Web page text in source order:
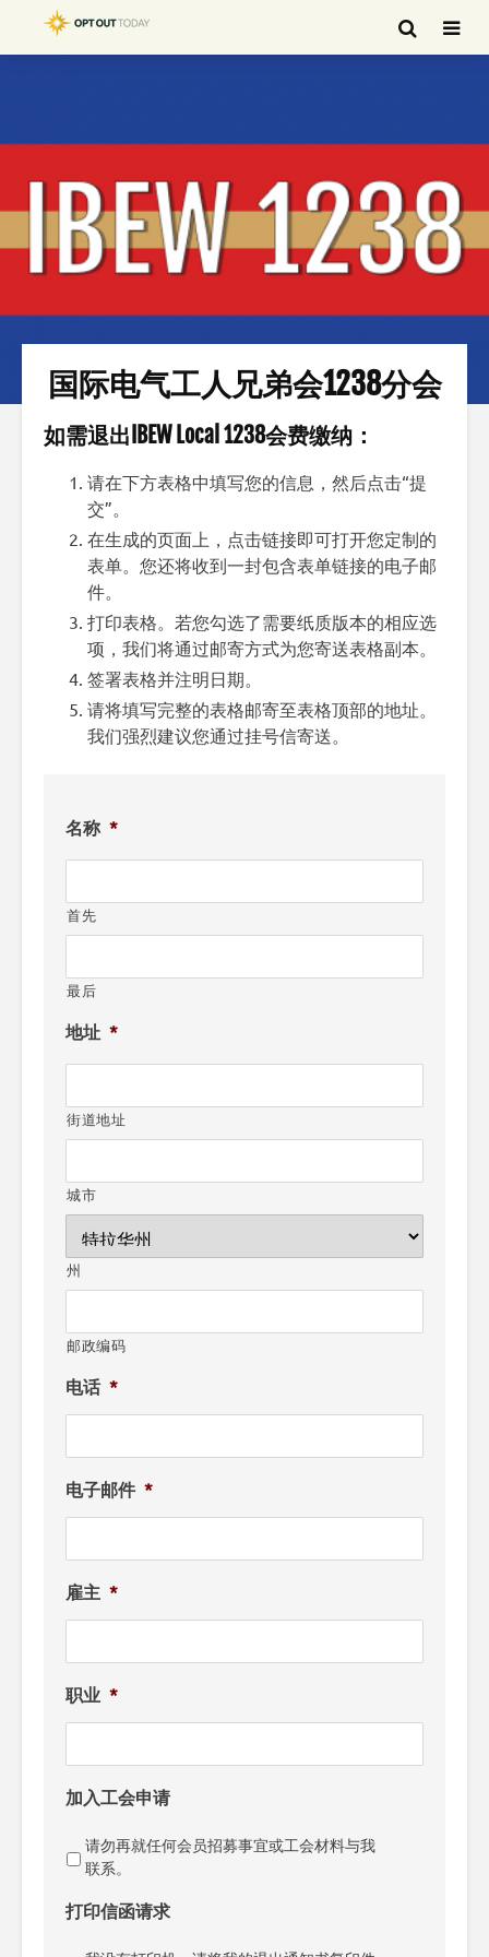
国际电气工人兄弟会1238分会
如需退出IBEW Local 1238会费缴纳：
请在下方表格中填写您的信息，然后点击“提
交”。
在生成的页面上，点击链接即可打开您定制的
表单。您还将收到一封包含表单链接的电子邮
件。
打印表格。若您勾选了需要纸质版本的相应选
项，我们将通过邮寄方式为您寄送表格副本。
签署表格并注明日期。
请将填写完整的表格邮寄至表格顶部的地址。
我们强烈建议您通过挂号信寄送。
名称 *
首先
最后
地址 *
街道地址
城市
州
邮政编码
电话 *
电子邮件 *
雇主 *
职业 *
加入工会申请
请勿再就任何会员招募事宜或工会材料与我
联系。
打印信函请求